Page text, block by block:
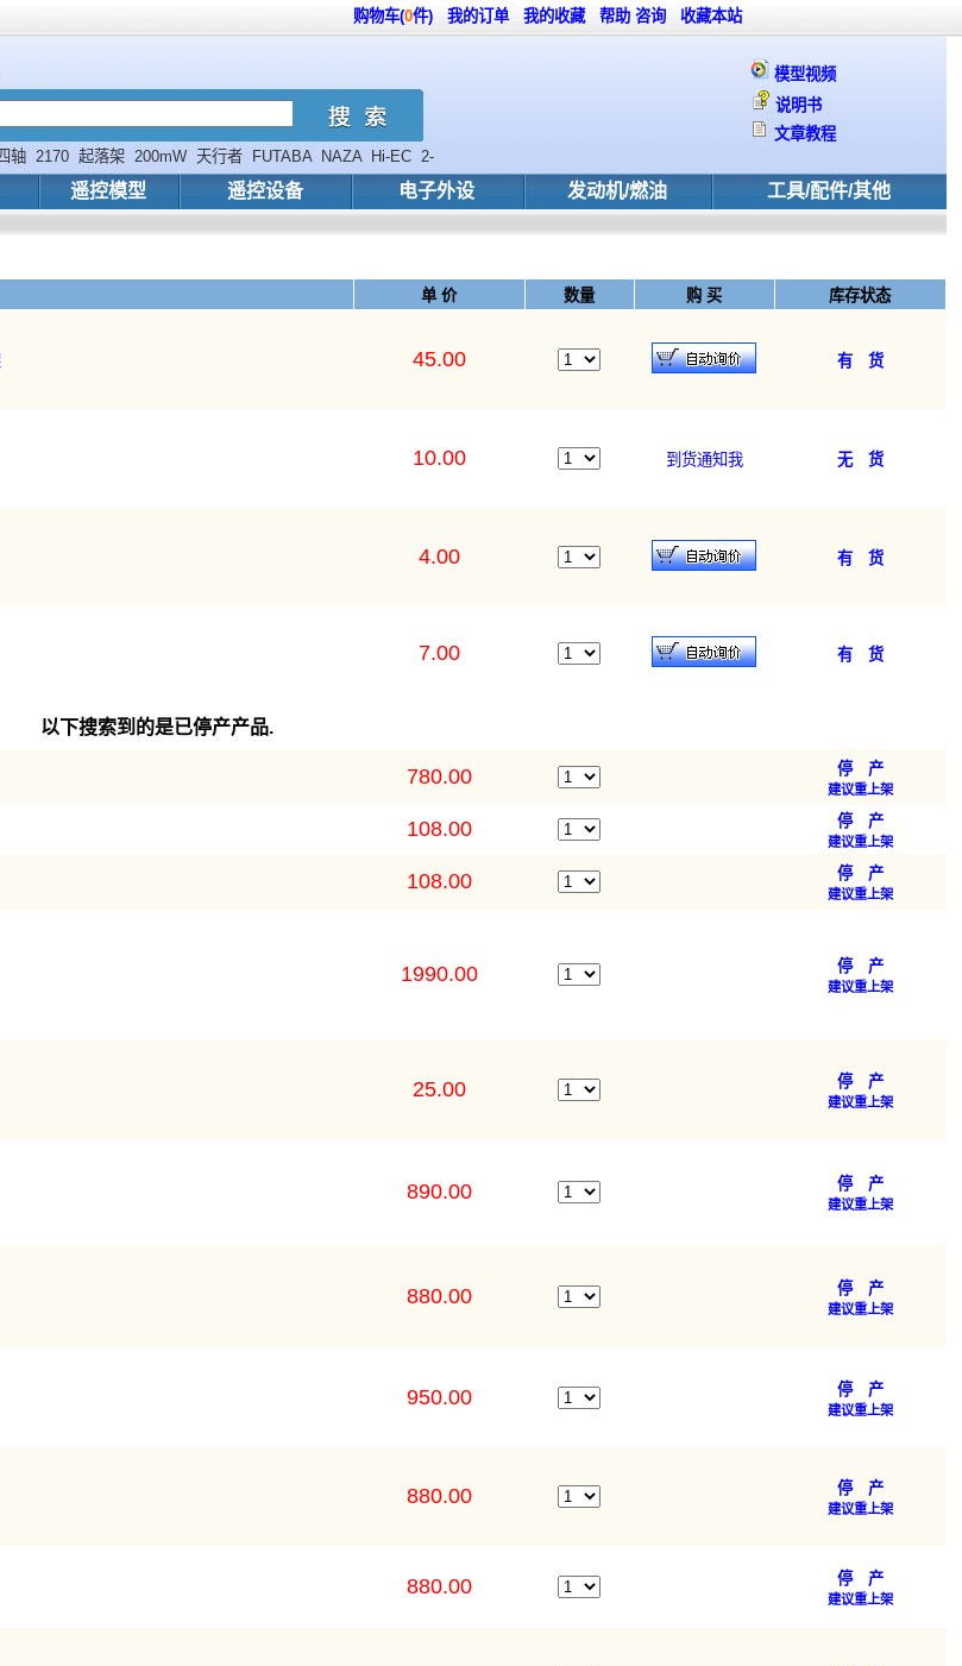
轴 2170 起落架 200mW 天行者 FUTABA NAZA Hi-EC 2-
模型视频
说明书
文章教程
遥控模型 遥控设备 电子外设 发动机/燃油 工具/配件/其他
购物车(0件) 我的订单 我的收藏 帮助 咨询 收藏本站
单 价 数量 购 买 库存状态
45.00 有 货
10.00 到货通知我 无 货
4.00 有 货
7.00 有 货
以下搜索到的是已停产产品.
780.00 停 产
建议重上架
108.00 停 产
建议重上架
108.00 停 产
建议重上架
1990.00 停 产
建议重上架
25.00 停 产
建议重上架
890.00 停 产
建议重上架
880.00 停 产
建议重上架
950.00 停 产
建议重上架
880.00 停 产
建议重上架
880.00 停 产
建议重上架